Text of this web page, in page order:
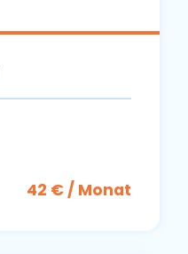
42 € / Monat